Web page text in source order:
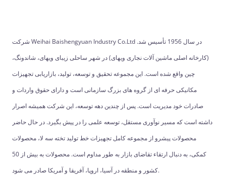
شرکت Weihai Baishengyuan Industry Co.Ltd در سال 1956 تأسیس شد.
(کارخانه اصلی ماشین آلات نجاری ویهای) در شهر ساحلی زیبای ویهای، شاندونگ،
چین واقع شده است. این مجموعه تحقیق و توسعه، تولید، بازاریابی تجهیزات
مکانیکی حرفه ای از گروه های بزرگ سازمانی است و دارای حقوق واردات و
صادرات خود مدیریت است. پس از چندین دهه توسعه، این شرکت همیشه اصرار
داشته است که مسیر نوآوری مستقل، توسعه علمی را در پیش بگیرد. در حال حاضر
محصولات پیشرو از مجموعه کامل تجهیزات خط تولید تخته سه لا، محصولات
کمکی، به دنبال ارتقاء تقاضای بازار به طور مداوم است. محصولات به بیش از 50
کشور و منطقه در آسیا، اروپا، آفریقا و آمریکا صادر می شود.